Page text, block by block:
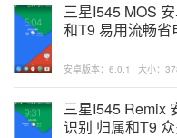
三星I545 MOS
和T9 易用流畅省
安卓版本：6.0.1 大小：
三星I545 Remix
识别 归属和T9